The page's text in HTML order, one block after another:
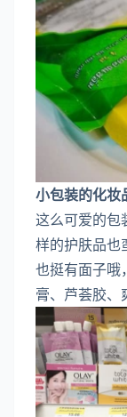
小包装的化妆
这么可爱的包
样的护肤品也
也挺有面子哦
膏、芦荟胶、